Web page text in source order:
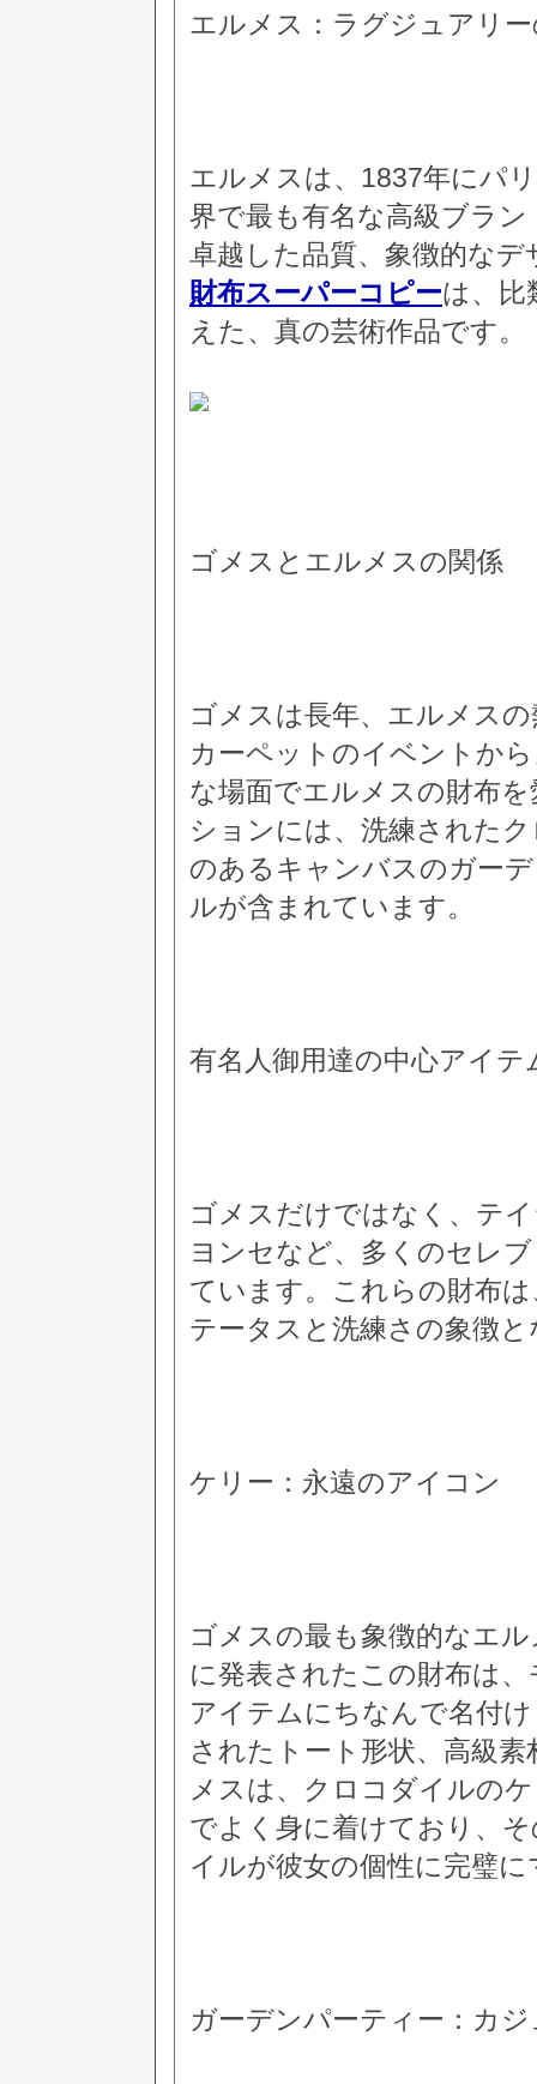
エルメス：ラグジュアリ
エルメスは、1837年にパ
界で最も有名な高級ブラ
卓越した品質、象徴的な
財布スーパーコピーは、比
えた、真の芸術作品です。
ゴメスとエルメスの関係
ゴメスは長年、エルメス
カーペットのイベントか
な場面でエルメスの財布
ションには、洗練された
のあるキャンバスのガー
ルが含まれています。
有名人御用達の中心アイテ
ゴメスだけではなく、テ
ヨンセなど、多くのセレ
ています。これらの財布
テータスと洗練さの象徴
ケリー：永遠のアイコン
ゴメスの最も象徴的なエ
に発表されたこの財布は
アイテムにちなんで名付
されたトート形状、高級
メスは、クロコダイルの
でよく身に着けており、
イルが彼女の個性に完璧
ガーデンパーティー：カ